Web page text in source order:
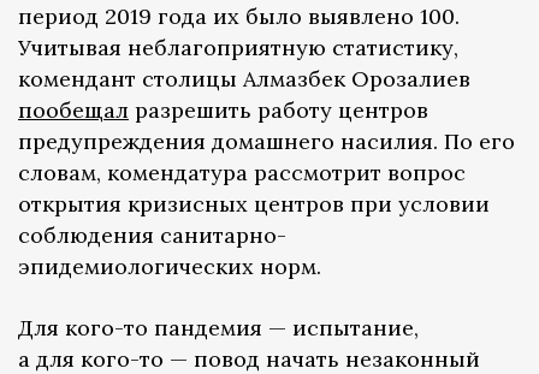
период 2019 года их было выявлено 100.
Учитывая неблагоприятную статистику,
комендант столицы Алмазбек Орозалиев
пообещал разрешить работу центров
предупреждения домашнего насилия. По его
словам, комендатура рассмотрит вопрос
открытия кризисных центров при условии
соблюдения санитарно-
эпидемиологических норм.
Для кого-то пандемия — испытание,
а для кого-то — повод начать незаконный